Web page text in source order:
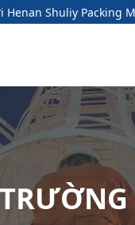
Shuliy Packing